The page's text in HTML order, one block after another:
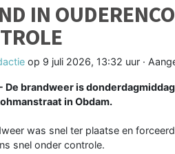
IN
op 9 juli 2026, 13:32 uur ·
De brandweer is
in Obdam.
was snel ter plaatse en
snel onder controle.